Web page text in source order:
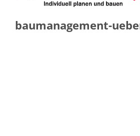
baumanagement-